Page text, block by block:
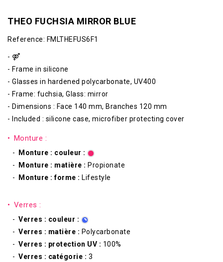
THEO FUCHSIA MIRROR BLUE
Reference: FMLTHEFUS6F1
- ⚤
- Frame in silicone
- Glasses in hardened polycarbonate, UV400
- Frame: fuchsia, Glass: mirror
- Dimensions : Face 140 mm, Branches 120 mm
- Included : silicone case, microfiber protecting cover
Monture :
Monture : couleur :
Monture : matière : Propionate
Monture : forme : Lifestyle
Verres :
Verres : couleur :
Verres : matière : Polycarbonate
Verres : protection UV : 100%
Verres : catégorie : 3